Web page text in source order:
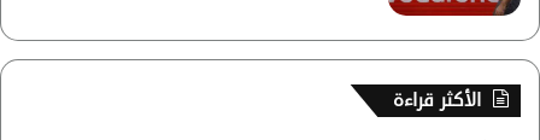
الأكثر قراءة